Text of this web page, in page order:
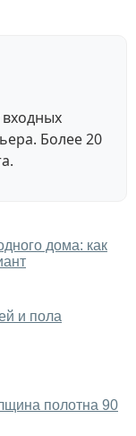
Более 20
дома: как
и пола
полотна 90